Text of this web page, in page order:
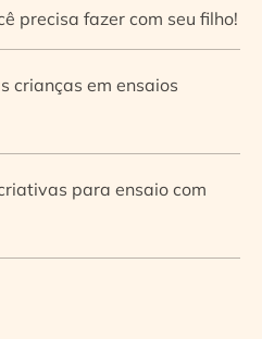
precisa fazer com seu filho!
crianças em ensaios
para ensaio com